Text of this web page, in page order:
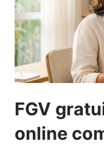
FGV
online